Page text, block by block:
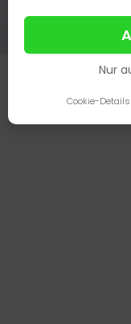
Nur
Cookie-Details